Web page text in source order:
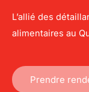
L’allié des
alimentaires au
Prendre